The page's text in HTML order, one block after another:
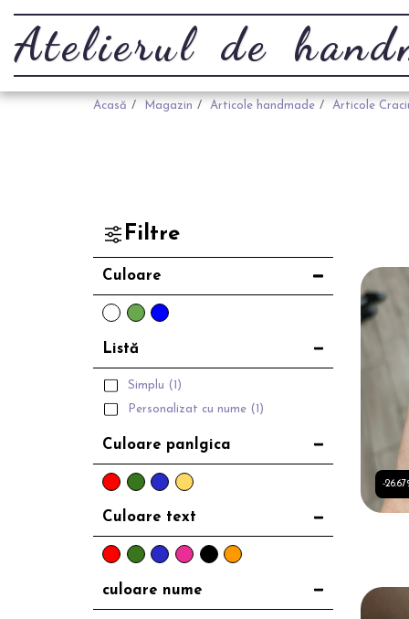
Atelierul de
Acasă Magazin Articole handmade Articole
Filtre
Culoare
Culoare panlgica
Culoare text
Listă
Simplu (1)
Personalizat cu nume(1)
culoare nume
-